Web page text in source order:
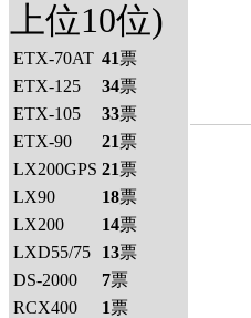
上位10位)
ETX-70AT 41票
ETX-125
34票
ETX-105
33票
ETX-90
21票
LX200GPS 21票
LX90
18票
LX200
14票
LXD55/75
13票
DS-2000
7票
RCX400
1票